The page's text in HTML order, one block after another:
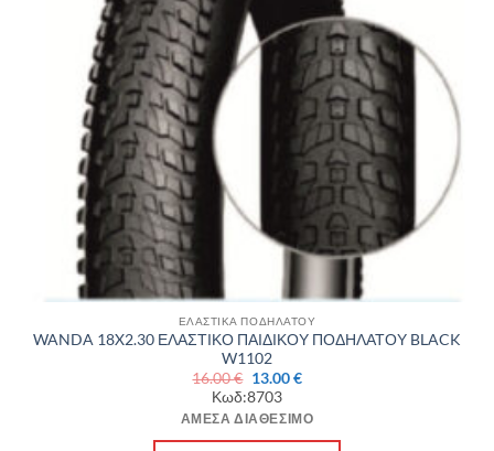
ΕΛΑΣΤΙΚΑ ΠΟΔΗΛΑΤΟΥ
WANDA 18X2.30 ΕΛΑΣΤΙΚΟ ΠΑΙΔΙΚΟΥ ΠΟΔΗΛΑΤΟΥ BLACK
W1102
16.00€ Original
price
was:
16.00 €.
13.00€Η
είναι:
Κωδ:8703
ΆΜΕΣΑ ΔΙΑΘΈΣΙΜΟ